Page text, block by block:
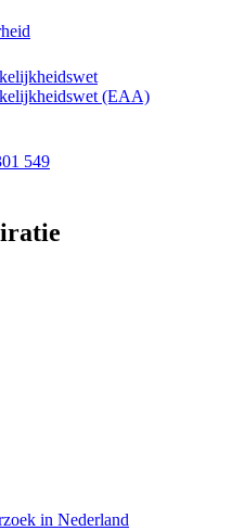
(EAA)
549
in Nederland